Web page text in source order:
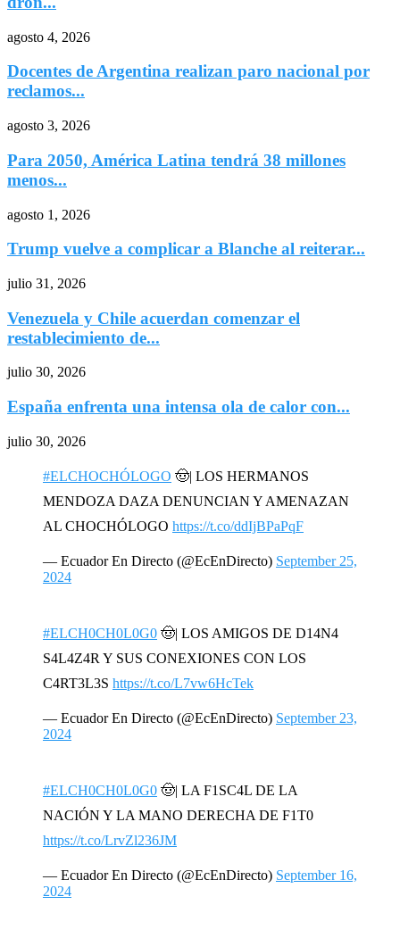
agosto 4, 2026
Docentes de Argentina realizan paro nacional por
reclamos...
agosto 3, 2026
Para 2050, América Latina tendrá 38 millones
menos...
agosto 1, 2026
Trump vuelve a complicar a Blanche al reiterar...
julio 31, 2026
Venezuela y Chile acuerdan comenzar el
restablecimiento de...
julio 30, 2026
España enfrenta una intensa ola de calor con...
julio 30, 2026
#ELCHOCHÓLOGO 🤠| LOS HERMANOS
MENDOZA DAZA DENUNCIAN Y AMENAZAN
AL CHOCHÓLOGO https://t.co/ddIjBPaPqF
— Ecuador En Directo (@EcEnDirecto) September 25,
2024
#ELCH0CH0L0G0 🤠| LOS AMIGOS DE D14N4
S4L4Z4R Y SUS CONEXIONES CON LOS
C4RT3L3S https://t.co/L7vw6HcTek
— Ecuador En Directo (@EcEnDirecto) September 23,
2024
#ELCH0CH0L0G0 🤠| LA F1SC4L DE LA
NACIÓN Y LA MANO DERECHA DE F1T0
https://t.co/LrvZl236JM
— Ecuador En Directo (@EcEnDirecto) September 16,
2024